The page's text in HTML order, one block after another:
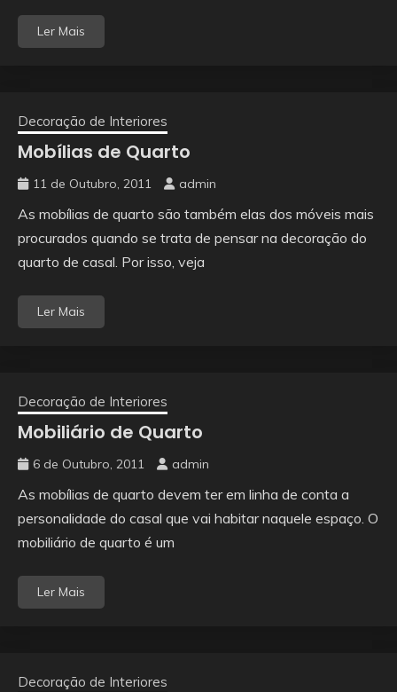
Ler Mais
Decoração de Interiores
Mobílias de Quarto
11 de Outubro, 2011 admin
As mobílias de quarto são também elas dos móveis mais
procurados quando se trata de pensar na decoração do
quarto de casal. Por isso, veja
Ler Mais
Decoração de Interiores
Mobiliário de Quarto
6 de Outubro, 2011 admin
As mobílias de quarto devem ter em linha de conta a
personalidade do casal que vai habitar naquele espaço. O
mobiliário de quarto é um
Ler Mais
Decoração de Interiores